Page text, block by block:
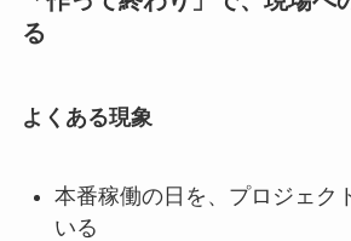
る
よくある現象
本番稼働の日を、プロジェク
いる